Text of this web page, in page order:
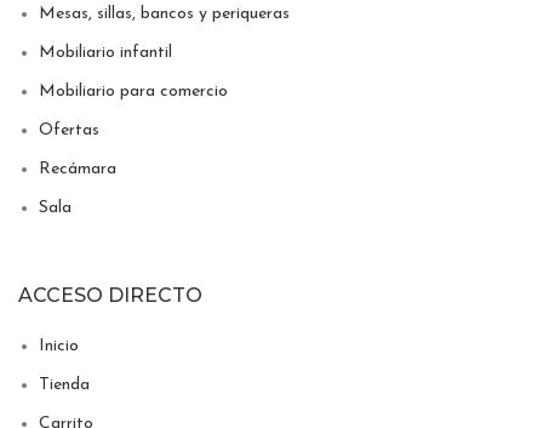
Mesas, sillas, bancos y periqueras
Mobiliario infantil
Mobiliario para comercio
Ofertas
Recámara
Sala
ACCESO DIRECTO
Inicio
Tienda
Carrito